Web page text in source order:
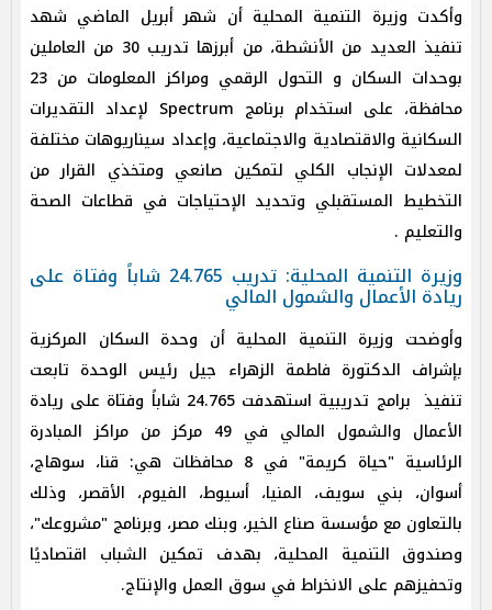
وأكدت وزيرة التنمية المحلية أن شهر أبريل الماضي شهد
تنفيذ العديد من الأنشطة، من أبرزها تدريب 30 من العاملين
بوحدات السكان و التحول الرقمي ومراكز المعلومات من 23
محافظة، على استخدام برنامج Spectrum لإعداد التقديرات
السكانية والاقتصادية والاجتماعية، وإعداد سيناريوهات مختلفة
لمعدلات الإنجاب الكلي لتمكين صانعي ومتخذي القرار من
التخطيط المستقبلي وتحديد الإحتياجات في قطاعات الصحة
والتعليم .
وزيرة التنمية المحلية: تدريب 24.765 شاباً وفتاة على
ريادة الأعمال والشمول المالي
وأوضحت وزيرة التنمية المحلية أن وحدة السكان المركزية
بإشراف الدكتورة فاطمة الزهراء جيل رئيس الوحدة تابعت
تنفيذ برامج تدريبية استهدفت 24.765 شاباً وفتاة على ريادة
الأعمال والشمول المالي في 49 مركز من مراكز المبادرة
الرئاسية "حياة كريمة" في 8 محافظات هي: قنا، سوهاج،
أسوان، بني سويف، المنيا، أسيوط، الفيوم، الأقصر، وذلك
بالتعاون مع مؤسسة صناع الخير، وبنك مصر، وبرنامج "مشروعك"،
وصندوق التنمية المحلية، بهدف تمكين الشباب اقتصاديًا
وتحفيزهم على الانخراط في سوق العمل والإنتاج.